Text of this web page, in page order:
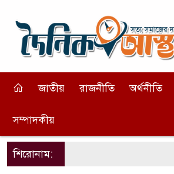
জাতীয় রাজনীতি অর্থনীতি
সম্পাদকীয়
শিরোনাম: